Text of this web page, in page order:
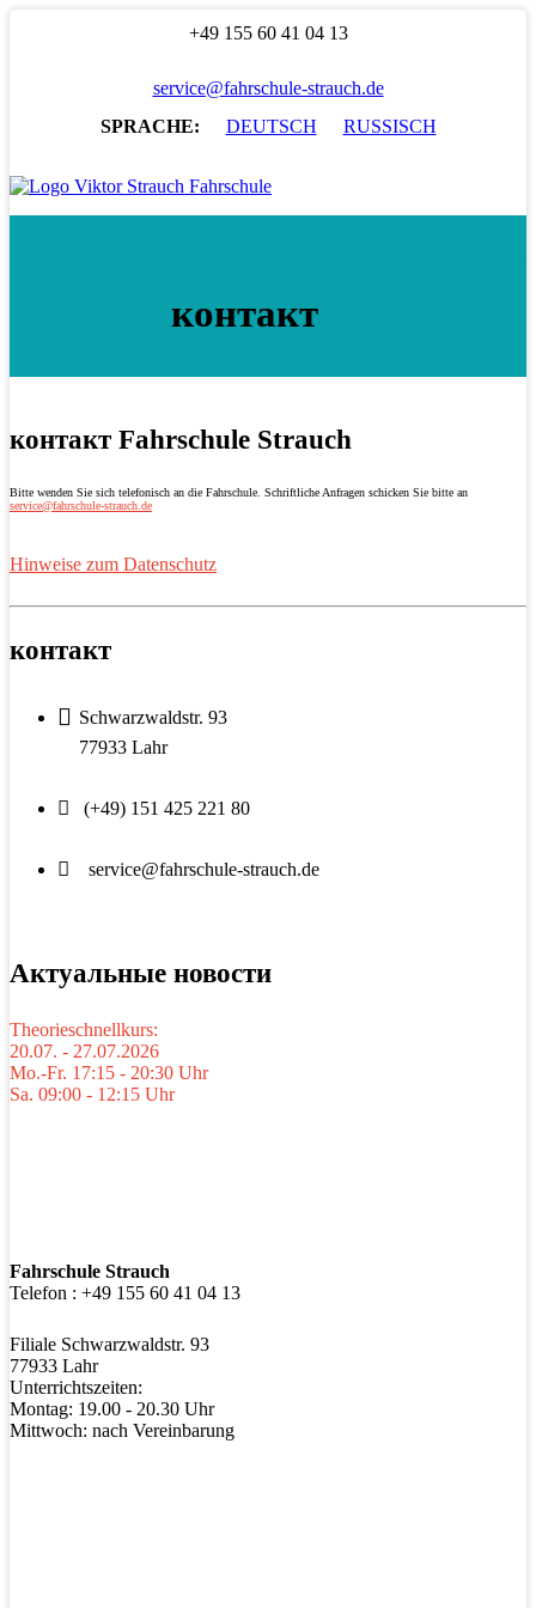
+49 155 60 41 04 13
service@fahrschule-strauch.de
SPRACHE:
DEUTSCH RUSSISCH
контакт
контакт Fahrschule Strauch
Bitte wenden Sie sich telefonisch an die Fahrschule. Schriftliche Anfragen schicken Sie bitte an
service@fahrschule-strauch.de
Hinweise zum Datenschutz
контакт
Schwarzwaldstr. 93
77933 Lahr
(+49) 151 425 221 80
service@fahrschule-strauch.de
Актуальные новости
Theorieschnellkurs:
20.07. - 27.07.2026
Mo.-Fr. 17:15 - 20:30 Uhr
Sa. 09:00 - 12:15 Uhr
Fahrschule Strauch
Telefon : +49 155 60 41 04 13
Filiale Schwarzwaldstr. 93
77933 Lahr
Unterrichtszeiten:
Montag: 19.00 - 20.30 Uhr
Mittwoch: nach Vereinbarung